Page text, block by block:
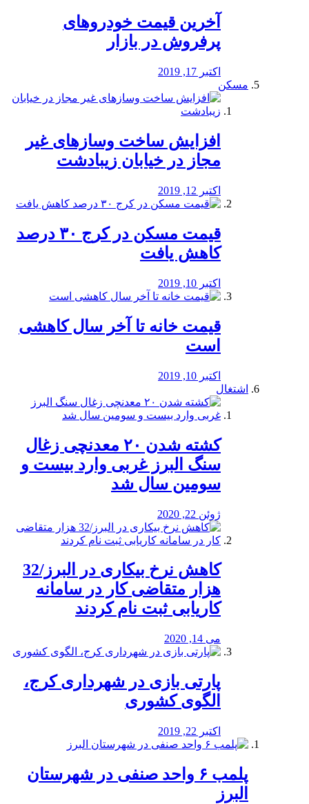
آخرین قیمت خودرو‌های
پرفروش در بازار
اکتبر 17, 2019
مسکن
افزایش ساخت وسازهای غیر
مجاز در خیابان زیبادشت
اکتبر 12, 2019
️قیمت مسکن در کرج ۳۰ درصد
کاهش یافت
اکتبر 10, 2019
قیمت خانه تا آخر سال کاهشی
است
اکتبر 10, 2019
اشتغال
کشته شدن ۲۰ معدنچی زغال
سنگ البرز غربی وارد بیست و
سومین سال شد
ژوئن 22, 2020
کاهش نرخ بیکاری در البرز/32
هزار متقاضی کار در سامانه
کاریابی ثبت نام کردند
می 14, 2020
پارتی بازی در شهرداری کرج،
الگوی کشوری
اکتبر 22, 2019
پلمب ۶ واحد صنفی در شهرستان
البرز